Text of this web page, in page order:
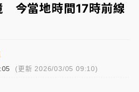
利渡假村！東檢抗告成功 今重開羈
白海豚雨彈轟3天 「紅到發紫」降
10億！黃金158kg遭查扣畫面曝光
今當地時間17時前線
(更新 2026/03/05 09:10)